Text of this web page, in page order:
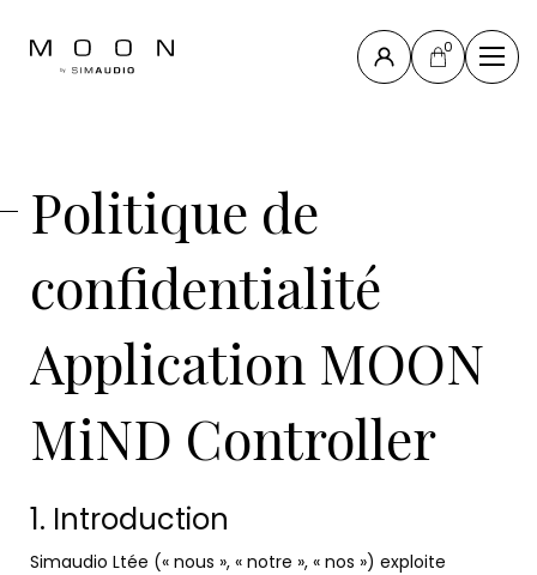
0
Politique de
confidentialité
Application MOON
MiND Controller
1. Introduction
Simaudio Ltée (« nous », « notre », « nos ») exploite
Fermer
les
autres